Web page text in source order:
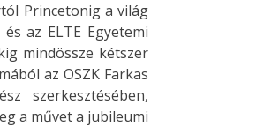
Princetonig a világ
az ELTE Egyetemi
mindössze kétszer
az OSZK Farkas
szerkesztésében,
a művet a jubileumi